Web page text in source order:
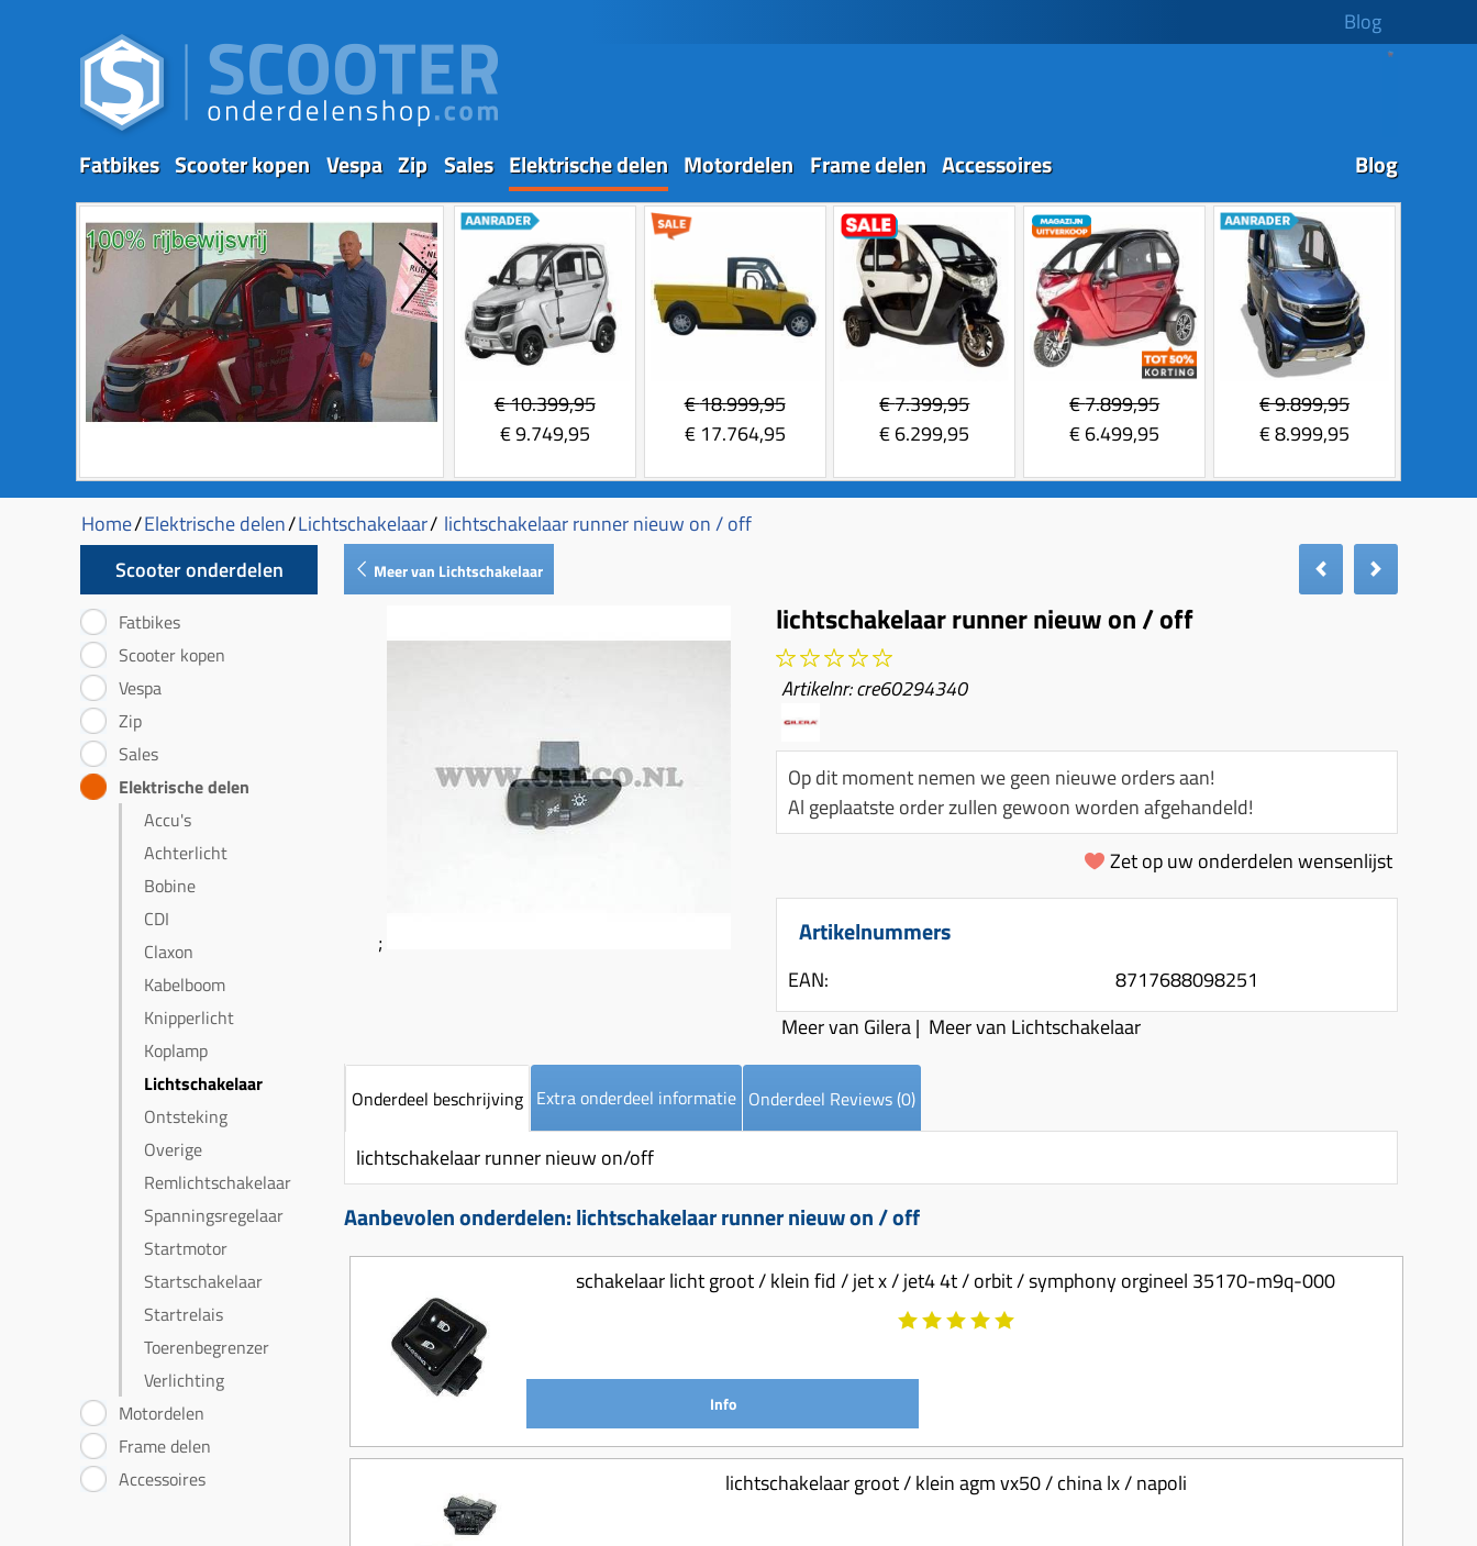
Blog
Fatbikes Scooter kopen Vespa Zip Sales Elektrische delen Motordelen Frame delen Accessoires Blog
€10.399,95
€9.749,95
€18.999,95
€ 17.764,95
€7.399,95
€6.299,95
€7.899,95
€6.499,95
€9.899,95
€8.999,95
Home/Elektrische delen/Lichtschakelaar/ lichtschakelaar runner nieuw on / off
Scooter onderdelen
Fatbikes
Scooter kopen
Vespa
Zip
Sales
Elektrische delen
Accu's
Achterlicht
Bobine
CDI
Claxon
Kabelboom
Knipperlicht
Koplamp
Lichtschakelaar
Ontsteking
Overige
Remlichtschakelaar
Spanningsregelaar
Startmotor
Startschakelaar
Startrelais
Toerenbegrenzer
Verlichting
Motordelen
Frame delen
Accessoires
Meer van Lichtschakelaar
;
lichtschakelaar runner nieuw on / off
Artikelnr:cre60294340
Op dit moment nemen we geen nieuwe orders aan!
Al geplaatste order zullen gewoon worden afgehandeld!
Zet op uw onderdelen wensenlijst
Artikelnummers
EAN:
8717688098251
Meer van Gilera| Meer van Lichtschakelaar
Onderdeel beschrijving Extra onderdeel informatie Onderdeel Reviews (0)
lichtschakelaar runner nieuw on/off
Aanbevolen onderdelen: lichtschakelaar runner nieuw on / off
schakelaar licht groot / klein fid / jet x / jet4 4t / orbit / symphony orgineel 35170-m9q-000
Info
lichtschakelaar groot / klein agm vx50 / china lx / napoli